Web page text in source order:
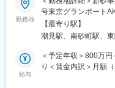
キルの向上
・欧米製造所品質リ
米人を始めとした英
・業務を通した異文
■長期就業しやすい環
【はじめに】
ニコングループの成
治療分野における細
ロセスの技術移管や
ダーとして牽引して
勤務地
号東京グランポートAKB 勤務地最寄駅：JR京葉線／潮見駅
煙対策：屋内全面禁
【最寄り駅】
潮見駅、南砂町駅、
給与
＜予定年収＞800万
り＜賃金内訳＞月額